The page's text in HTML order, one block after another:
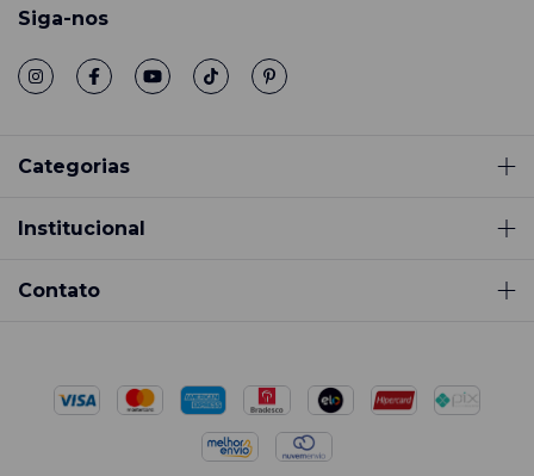
Siga-nos
Categorias
Institucional
Contato